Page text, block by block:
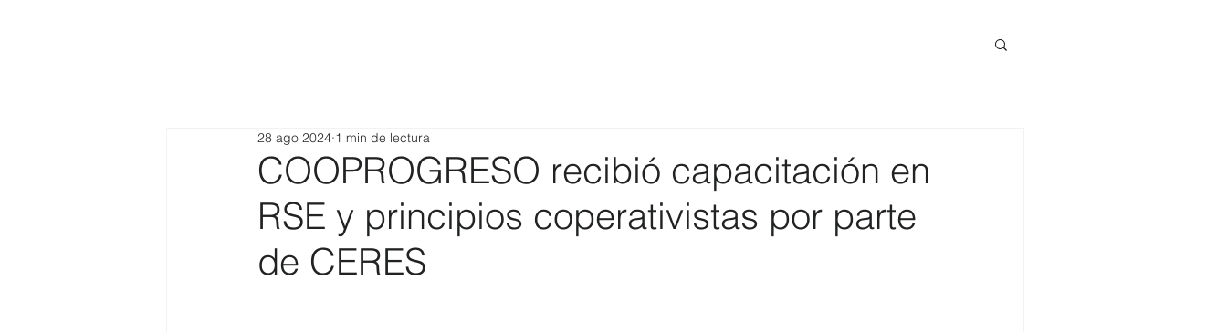
COOPROGRESO recibió capacitación en
RSE y principios coperativistas por parte
de CERES
28 ago 2024 1 min de lectura